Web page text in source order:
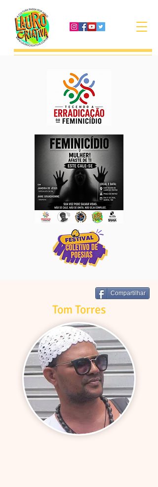
Compartilhar
Tom Torres